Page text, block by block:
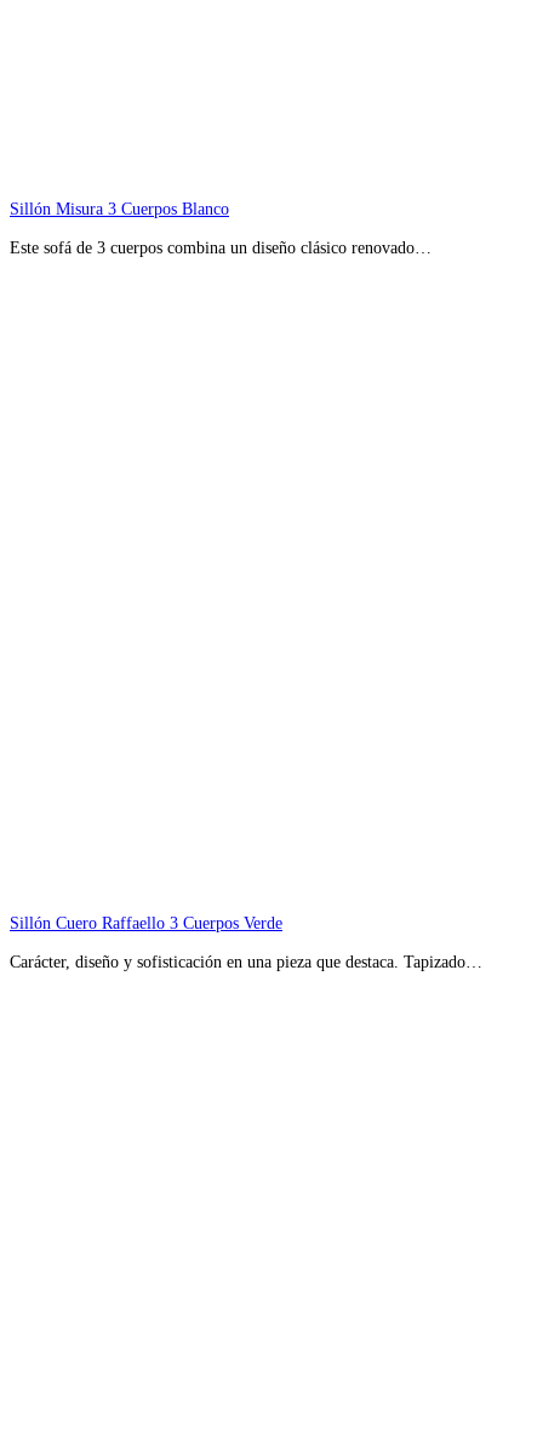
Sillón Misura 3 Cuerpos Blanco
Este sofá de 3 cuerpos combina un diseño clásico renovado…
Sillón Cuero Raffaello 3 Cuerpos Verde
Carácter, diseño y sofisticación en una pieza que destaca. Tapizado…